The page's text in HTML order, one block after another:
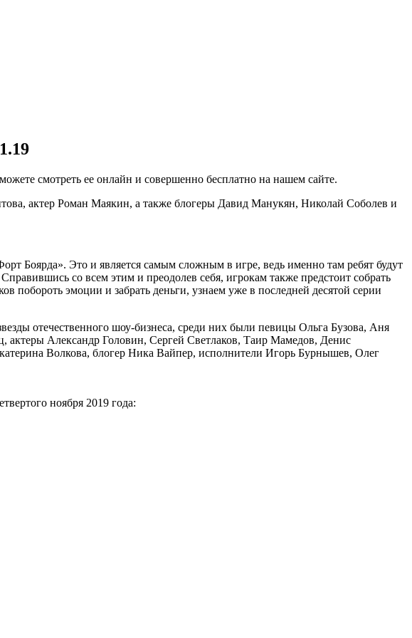
смотреть ее онлайн и совершенно бесплатно на нашем сайте.
актер Роман Маякин, а также блогеры Давид Манукян, Николай Соболев и
Боярда». Это и является самым сложным в игре, ведь именно там ребят будут
со всем этим и преодолев себя, игрокам также предстоит собрать
побороть эмоции и забрать деньги, узнаем уже в последней десятой серии
отечественного шоу-бизнеса, среди них были певицы Ольга Бузова, Аня
Александр Головин, Сергей Светлаков, Таир Мамедов, Денис
Волкова, блогер Ника Вайпер, исполнители Игорь Бурнышев, Олег
ноября 2019 года: